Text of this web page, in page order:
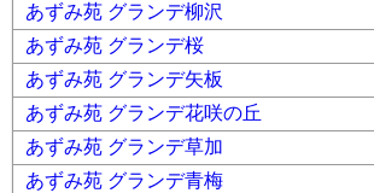
あずみ苑 グランデ柳沢
あずみ苑 グランデ桜
あずみ苑 グランデ矢板
あずみ苑 グランデ花咲の丘
あずみ苑 グランデ草加
あずみ苑 グランデ青梅